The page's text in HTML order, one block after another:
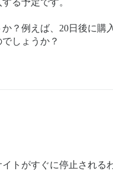
る予定です。
？例えば、20日後に購
しょうか？
トがすぐに停止される